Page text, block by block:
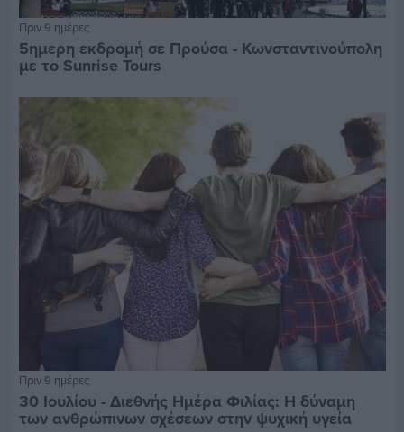
Πριν 9 ημέρες
5ημερη εκδρομή σε Προύσα - Κωνσταντινούπολη
με το Sunrise Tours
Πριν 9 ημέρες
30 Ιουλίου - Διεθνής Ημέρα Φιλίας: Η δύναμη
των ανθρώπινων σχέσεων στην ψυχική υγεία